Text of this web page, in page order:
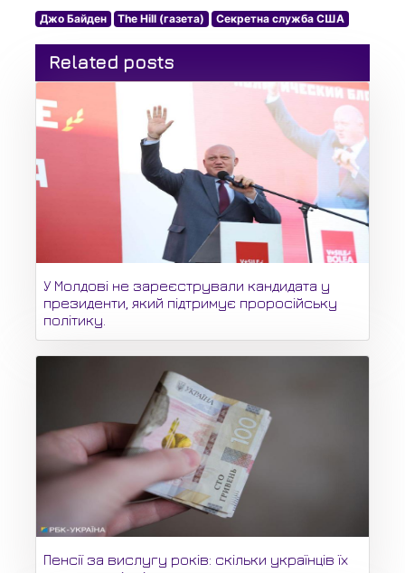
Джо Байден The Hill (газета) Секретна служба США
Related posts
У Молдові не зареєстрували кандидата у
президенти, який підтримує проросійську
політику.
Пенсії за вислугу років: скільки українців їх